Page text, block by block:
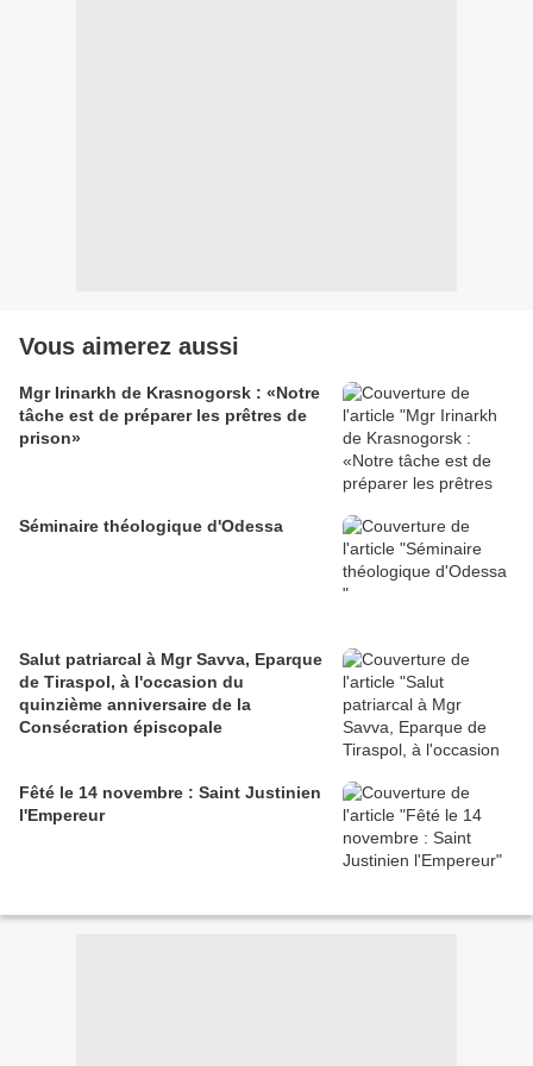
Vous aimerez aussi
Mgr Irinarkh de Krasnogorsk : «Notre
tâche est de préparer les prêtres de
prison»
Séminaire théologique d'Odessa
Salut patriarcal à Mgr Savva, Eparque
de Tiraspol, à l'occasion du
quinzième anniversaire de la
Consécration épiscopale
Fêté le 14 novembre : Saint Justinien
l'Empereur